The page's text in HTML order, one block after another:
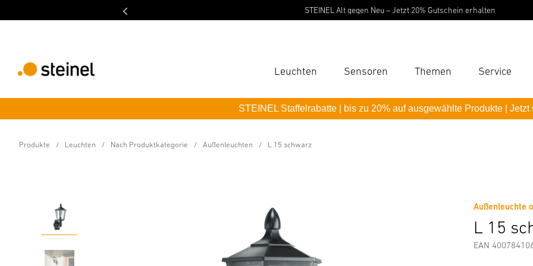
STEINEL Alt gegen Neu – Jetzt 20% Gutschein erhalten
Leuchten Sensoren Themen Service
Suche
STEINEL Staffelrabatte | bis zu 20% auf ausgewählte Produkte | Jetzt
Produkte Leuchten Nach Produktkategorie Außenleuchten L 15 schwarz
Außenleuchte
L 15
EAN